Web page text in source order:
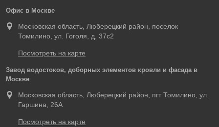
Офис в Москве
Московская область, Люберецкий район, поселок
Томилино, ул. Гоголя, д. 37с2
Посмотреть на карте
Завод водостоков, доборных элементов кровли и фасада в
Москве
Московская область, Люберецкий район, пгт Томилино, ул.
Гаршина, 26А
Посмотреть на карте